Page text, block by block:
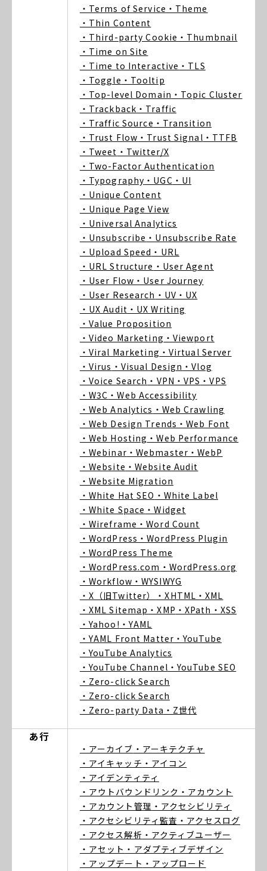
・Terms of Service ・Theme
・Thin Content
・Third-party Cookie ・Thumbnail
・Time on Site
・Time to Interactive ・TLS
・Toggle ・Tooltip
・Top-level Domain ・Topic Cluster
・Trackback ・Traffic
・Traffic Source ・Transition
・Trust Flow ・Trust Signal ・TTFB
・Tweet ・Twitter/X
・Two-Factor Authentication
・Typography ・UGC ・UI
・Unique Content
・Unique Page View
・Universal Analytics
・Unsubscribe ・Unsubscribe Rate
・Upload Speed ・URL
・URL Structure ・User Agent
・User Flow ・User Journey
・User Research ・UV ・UX
・UX Audit ・UX Writing
・Value Proposition
・Video Marketing ・Viewport
・Viral Marketing ・Virtual Server
・Virus ・Visual Design ・Vlog
・Voice Search ・VPN ・VPS ・VPS
・W3C ・Web Accessibility
・Web Analytics ・Web Crawling
・Web Design Trends ・Web Font
・Web Hosting ・Web Performance
・Webinar ・Webmaster ・WebP
・Website ・Website Audit
・Website Migration
・White Hat SEO ・White Label
・White Space ・Widget
・Wireframe ・Word Count
・WordPress ・WordPress Plugin
・WordPress Theme
・WordPress.com ・WordPress.org
・Workflow ・WYSIWYG
・X（旧Twitter）
・XHTML ・XML
・XML Sitemap ・XMP ・XPath ・XSS
・Yahoo! ・YAML
・YAML Front Matter ・YouTube
・YouTube Analytics
・YouTube Channel ・YouTube SEO
・Zero-click Search
・Zero-click Search
・Zero-party Data ・Z世代
あ行
・アーカイブ ・アーキテクチャ
・アイキャッチ ・アイコン
・アイデンティティ
・アウトバウンドリンク ・アカウント
・アカウント管理 ・アクセシビリティ
・アクセシビリティ監査 ・アクセスログ
・アクセス解析 ・アクティブユーザー
・アセット ・アダプティブデザイン
・アップデート ・アップロード